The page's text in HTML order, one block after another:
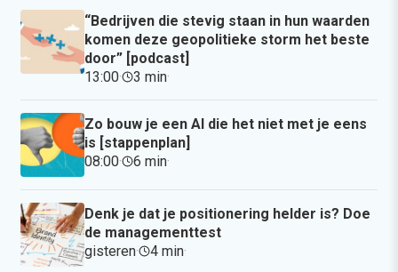
“Bedrijven die stevig staan in hun waarden
komen deze geopolitieke storm het beste
door” [podcast]
13:00· 3 min·
Zo bouw je een AI die het niet met je eens
is [stappenplan]
08:00· 6 min·
Denk je dat je positionering helder is? Doe
de managementtest
gisteren· 4 min·